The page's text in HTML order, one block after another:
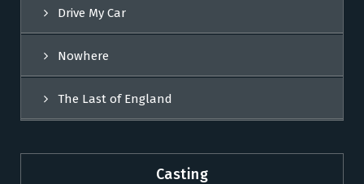
Drive My Car
Nowhere
The Last of England
Casting